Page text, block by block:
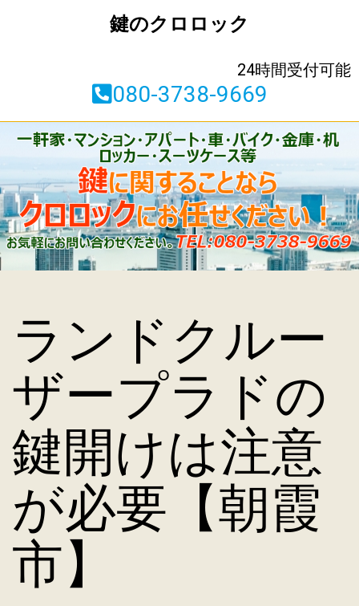
鍵のクロロック
24時間受付可能
080-3738-9669
ランドクルー
ザープラドの
鍵開けは注意
が必要【朝霞
市】